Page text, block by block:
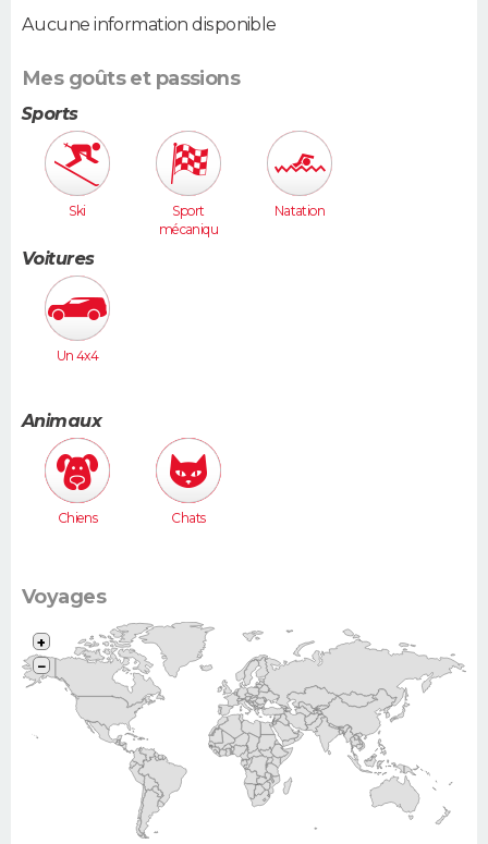
Aucune information disponible
Mes goûts et passions
Sports
Ski
Sport
mécaniqu
Natation
Voitures
Un 4x4
Animaux
Chiens Chats
Voyages
+
−